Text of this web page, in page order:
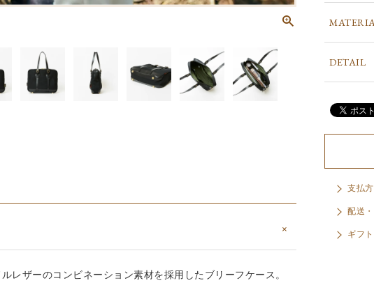
レザーのコンビネーション素材を採用したブリーフケース。
DETAIL
支払
配送
ギフ